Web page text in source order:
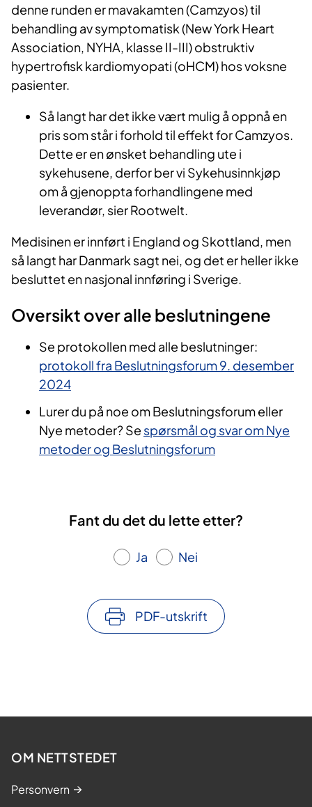
denne runden er mavakamten (Camzyos) til
behandling av symptomatisk (New York Heart
Association, NYHA, klasse II-III) obstruktiv
hypertrofisk kardiomyopati (oHCM) hos voksne
pasienter.
Så langt har det ikke vært mulig å oppnå en
pris som står i forhold til effekt for Camzyos.
Dette er en ønsket behandling ute i
sykehusene, derfor ber vi Sykehusinnkjøp
om å gjenoppta forhandlingene med
leverandør, sier Rootwelt.
Medisinen er innført i England og Skottland, men
så langt har Danmark sagt nei, og det er heller ikke
besluttet en nasjonal innføring i Sverige.
Oversikt over alle beslutningene
Se protokollen med alle beslutninger:
protokoll fra Beslutningsforum 9. desember
2024
Lurer du på noe om Beslutningsforum eller
Nye metoder? Se spørsmål og svar om Nye
metoder og Beslutningsforum
Fant du det du lette etter?
Ja Nei
PDF-utskrift
OM NETTSTEDET
Personvern